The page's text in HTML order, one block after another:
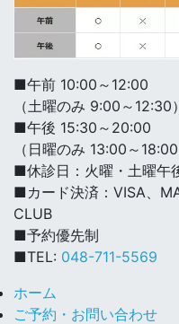
■午前 10:00～12:00
（土曜のみ 9:00～12:30）
■午後 15:30～20:00
（日曜のみ 13:00～18:00
■休診日：火曜・土曜午
■カード決済：VISA、
CLUB
■予約優先制
■TEL: 048-711-5569
ホーム
ご予約・お問い合わせ